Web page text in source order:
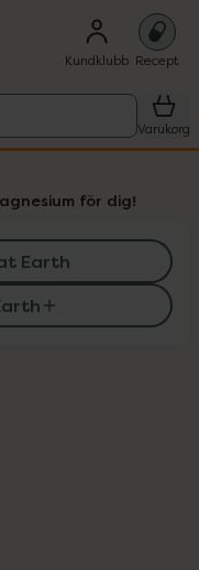
Kundklubb Recept
Varukorg
för dig!
Earth